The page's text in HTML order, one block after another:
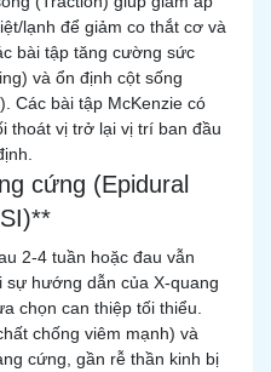
lạnh để giảm co thắt cơ và
bài tập tăng cường sức
và ổn định cột sống
Các bài tập McKenzie có
thoát vị trở lại vị trí ban đầu
cứng (Epidural
2-4 tuần hoặc đau vẫn
hướng dẫn của X-quang
chọn can thiệp tối thiểu.
chống viêm mạnh) và
cứng, gần rễ thần kinh bị